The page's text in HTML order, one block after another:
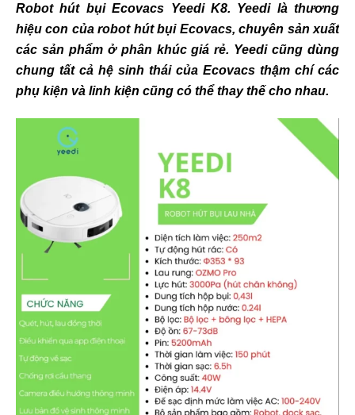
Robot hút bụi Ecovacs Yeedi K8. Yeedi là thương
hiệu con của robot hút bụi Ecovacs, chuyên sản xuất
các sản phẩm ở phân khúc giá rẻ. Yeedi cũng dùng
chung tất cả hệ sinh thái của Ecovacs thậm chí các
phụ kiện và linh kiện cũng có thể thay thế cho nhau.